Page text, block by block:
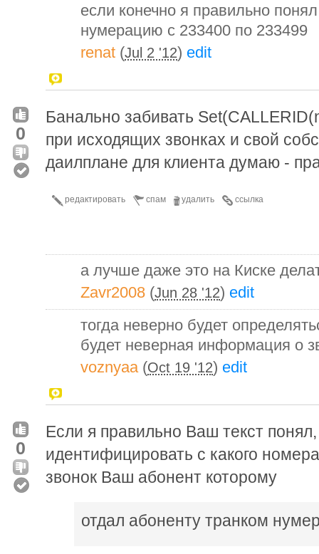
если конечно я правильно
нумерацию с 233400 по 233499
renat (Jul 2 '12) edit
0
Банально забивать
при исходящих звонках и свой
даилплане для клиента думаю -
ссылка
удалить
спам
редактировать
а лучше даже это на Киске
Zavr2008 (Jun 28 '12) edit
тогда неверно будет
будет неверная информация о
voznyaa (Oct 19 '12) edit
0
Если я правильно Ваш текст
идентифицировать с какого
звонок Ваш абонент которому
отдал абоненту транком